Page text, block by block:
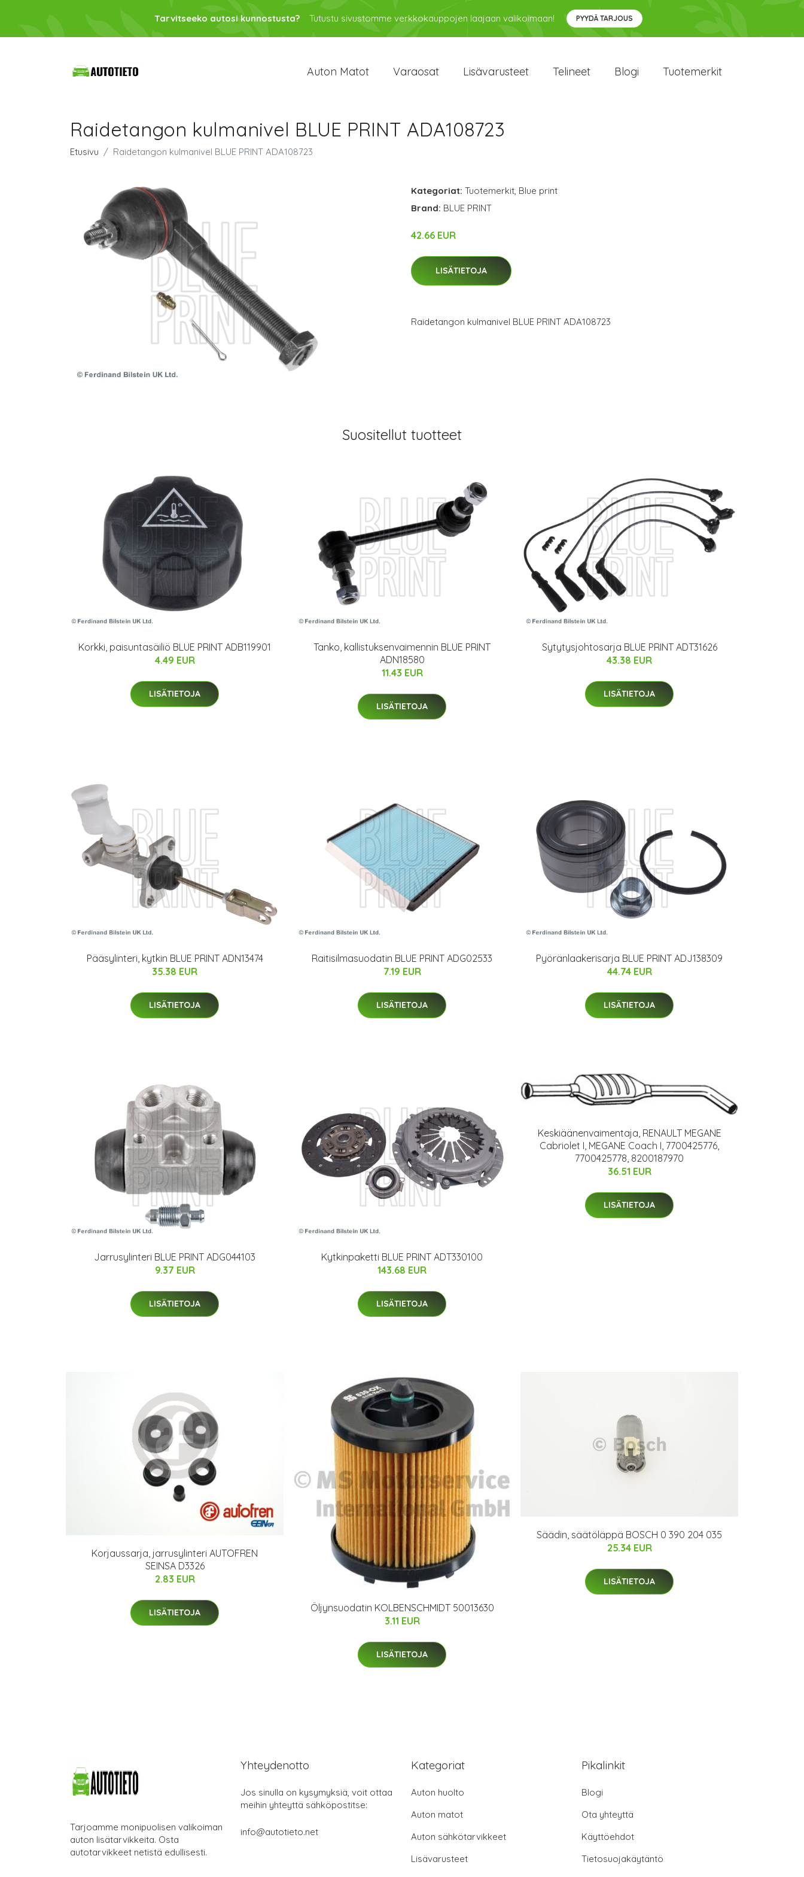
Tarvitseeko autosi kunnostusta? Tutustu sivustomme verkkokauppojen laajaan valikoimaan! PYYDÄ TARJOUS
Auton Matot Varaosat Lisävarusteet Telineet Blogi Tuotemerkit
Raidetangon kulmanivel BLUE PRINT ADA108723
Etusivu Raidetangon kulmanivel BLUE PRINT ADA108723
Kategoriat: Tuotemerkit, Blue print
Brand: BLUE PRINT
42.66 EUR
LISÄTIETOJA
Raidetangon kulmanivel BLUE PRINT ADA108723
Suositellut tuotteet
Korkki, paisuntasäiliö BLUE PRINT ADB119901
4.49 EUR
LISÄTIETOJA
Tanko, kallistuksenvaimennin BLUE PRINT
ADN18580
11.43 EUR
LISÄTIETOJA
Sytytysjohtosarja BLUE PRINT ADT31626
43.38 EUR
LISÄTIETOJA
Pääsylinteri, kytkin BLUE PRINT ADN13474
35.38 EUR
LISÄTIETOJA
Raitisilmasuodatin BLUE PRINT ADG02533
7.19 EUR
LISÄTIETOJA
Pyöränlaakerisarja BLUE PRINT ADJ138309
44.74 EUR
LISÄTIETOJA
Jarrusylinteri BLUE PRINT ADG044103
9.37 EUR
LISÄTIETOJA
Kytkinpaketti BLUE PRINT ADT330100
143.68 EUR
LISÄTIETOJA
Keskiäänenvaimentaja, RENAULT MEGANE
Cabriolet I, MEGANE Coach I, 7700425776,
7700425778, 8200187970
36.51 EUR
LISÄTIETOJA
Korjaussarja, jarrusylinteri AUTOFREN
SEINSA D3326
2.83 EUR
LISÄTIETOJA
Öljynsuodatin KOLBENSCHMIDT 50013630
3.11 EUR
LISÄTIETOJA
Säädin, säätöläppä BOSCH 0 390 204 035
25.34 EUR
LISÄTIETOJA
Tarjoamme monipuolisen valikoiman
auton lisätarvikkeita. Osta
autotarvikkeet netistä edullisesti.
Yhteydenotto
Jos sinulla on kysymyksiä, voit ottaa
meihin yhteyttä sähköpostitse:
info@autotieto.net
Kategoriat
Auton huolto
Auton matot
Auton sähkötarvikkeet
Lisävarusteet
Pikalinkit
Blogi
Ota yhteyttä
Käyttöehdot
Tietosuojakäytäntö